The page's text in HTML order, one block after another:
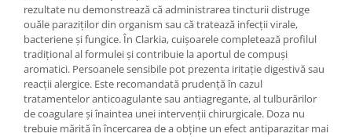
rezultate nu demonstrează că administrarea tincturii distruge
ouăle paraziților din organism sau că tratează infecții virale,
bacteriene și fungice. În Clarkia, cuișoarele completează profilul
tradițional al formulei și contribuie la aportul de compuși
aromatici. Persoanele sensibile pot prezenta iritație digestivă sau
reacții alergice. Este recomandată prudență în cazul
tratamentelor anticoagulante sau antiagregante, al tulburărilor
de coagulare și înaintea unei intervenții chirurgicale. Doza nu
trebuie mărită în încercarea de a obține un efect antiparazitar mai